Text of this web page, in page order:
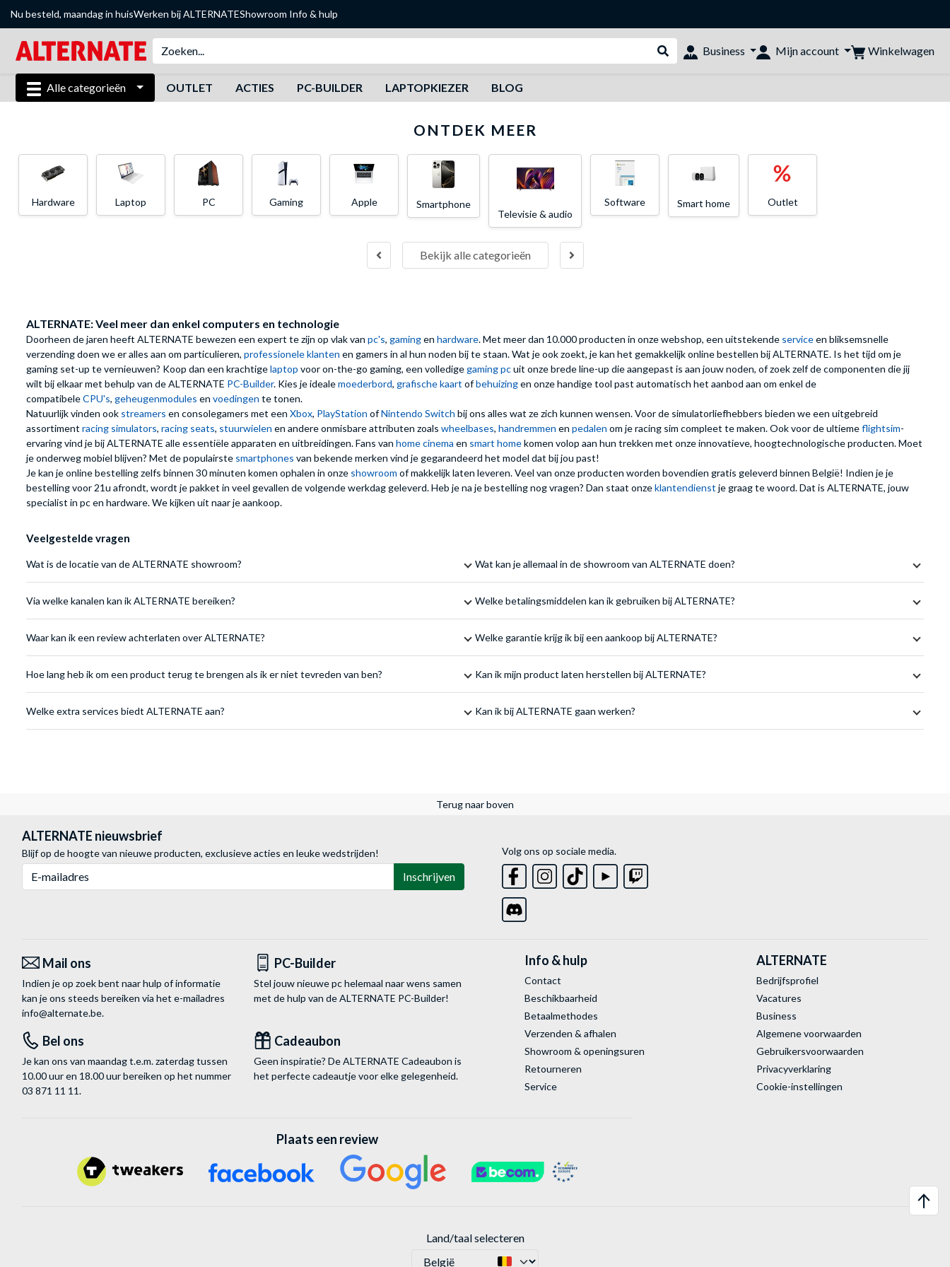
Nu besteld, maandag in huisWerken bij ALTERNATEShowroom Info & hulp
Webshop doorzoeken
Business Mijn account Winkelwagen
Alle categorieën OUTLET ACTIES PC-BUILDER LAPTOPKIEZER BLOG
ONTDEK MEER
Bekijk alle categorieën
Hardware Laptop PC Gaming Apple
Smartphone
Televisie & audio
Software Smart home Outlet
ALTERNATE: Veel meer dan enkel computers en technologie
Doorheen de jaren heeft ALTERNATE bewezen een expert te zijn op vlak van pc's, gamingen hardware. Met meer dan 10.000 producten in onze webshop, een uitstekende serviceen bliksemsnelle
verzending doen we er alles aan om particulieren, professionele klanten en gamers in al hun noden bij te staan. Wat je ook zoekt, je kan het gemakkelijk online bestellen bij ALTERNATE. Is het tijd om je
gaming set-up te vernieuwen? Koop dan een krachtigelaptop voor on-the-go gaming, een volledigegaming pcuit onze brede line-up die aangepast is aan jouw noden, of zoek zelf de componenten die jij
wilt bij elkaar met behulp van de ALTERNATE PC-Builder. Kies je idealemoederbord, grafische kaart ofbehuizingen onze handige tool past automatisch het aanbod aan om enkel de
compatibeleCPU's, geheugenmodules en voedingen te tonen.
Natuurlijk vinden ook streamers en consolegamers met een Xbox, PlayStation ofNintendo Switch bij ons alles wat ze zich kunnen wensen. Voor de simulatorliefhebbers bieden we een uitgebreid
assortiment racing simulators, racing seats, stuurwielen en andere onmisbare attributen zoals wheelbases, handremmen en pedalen om je racing sim compleet te maken. Ook voor de ultiemeflightsim-
ervaring vind je bij ALTERNATE alle essentiële apparaten en uitbreidingen. Fans van home cinema en smart homekomen volop aan hun trekken met onze innovatieve, hoogtechnologische producten. Moet
je onderweg mobiel blijven? Met de populairste smartphones van bekende merken vind je gegarandeerd het model dat bij jou past!
Je kan je online bestelling zelfs binnen 30 minuten komen ophalen in onze showroom of makkelijk laten leveren. Veel van onze producten worden bovendien gratis geleverd binnen België! Indien je je
bestelling voor 21u afrondt, wordt je pakket in veel gevallen de volgende werkdag geleverd. Heb je na je bestelling nog vragen? Dan staat onzeklantendienst je graag te woord. Dat is ALTERNATE, jouw
specialist in pc en hardware. We kijken uit naar je aankoop.
Veelgestelde vragen
Wat is de locatie van de ALTERNATE showroom?
Via welke kanalen kan ik ALTERNATE bereiken?
Waar kan ik een review achterlaten over ALTERNATE?
Hoe lang heb ik om een product terug te brengen als ik er niet tevreden van ben?
Welke extra services biedt ALTERNATE aan?
Wat kan je allemaal in de showroom van ALTERNATE doen?
Welke betalingsmiddelen kan ik gebruiken bij ALTERNATE?
Welke garantie krijg ik bij een aankoop bij ALTERNATE?
Kan ik mijn product laten herstellen bij ALTERNATE?
Kan ik bij ALTERNATE gaan werken?
Terug naar boven
ALTERNATE nieuwsbrief
Blijf op de hoogte van nieuwe producten, exclusieve acties en leuke wedstrijden!
Inschrijven
Volg ons op sociale media.
Mail ons
Indien je op zoek bent naar hulp of informatie
kan je ons steeds bereiken via het e-mailadres
info@alternate.be.
PC-Builder
Stel jouw nieuwe pc helemaal naar wens samen
met de hulp van de ALTERNATE PC-Builder!
Bel ons
Je kan ons van maandag t.e.m. zaterdag tussen
10.00 uur en 18.00 uur bereiken op het nummer
03 871 11 11.
Cadeaubon
Geen inspiratie? De ALTERNATE Cadeaubon is
het perfecte cadeautje voor elke gelegenheid.
Info & hulp
Contact
Beschikbaarheid
Betaalmethodes
Verzenden & afhalen
Showroom & openingsuren
Retourneren
Service
ALTERNATE
Bedrijfsprofiel
Vacatures
Business
Algemene voorwaarden
Gebruikersvoorwaarden
Privacyverklaring
Cookie-instellingen
Plaats een review
Land/taal selecteren